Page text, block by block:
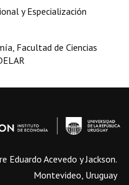
y Especialización
Facultad de Ciencias
Acevedo y Jackson.
Montevideo, Uruguay